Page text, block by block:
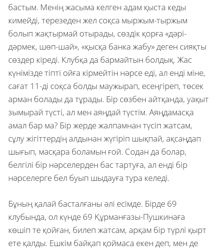
бастым. Менің жасыма келген адам қыста кеды
кимейді, терезеден жел соқса мыржым-тыржым
болып жақтырмай отырады, сөздік қорға «дәрі-
дәрмек, шөп-шай», «қысқа банка жабу» деген сияқты
сөздер кіреді. Клубқа да бармайтын болдық. Жас
күнімізде тіпті ойға кірмейтін нәрсе еді, ал енді міне,
сағат 11-ді соқса болды маужырап, есеңгіреп, төсек
арман болады да тұрады. Бір сөзбен айтқанда, уақыт
зымырай түсті, ал мен аяңдай түстім. Аяңдамасқа
амал бар ма? Бір жерде жалпамнан түсіп жатсам,
сұлу жігіттердің алдынан жүгіріп шықпай, ақсаңдап
шығып, масқара боламын ғой. Содан да болар,
белгілі бір нәрселерден бас тартуға, ал енді бір
нәрселерге бел буып шыдауға тура келеді.
Бұның қалай басталғаны әлі есімде. Бірде 69
клубында, ол күнде 69 Құрманғазы-Пушкинаға
көшіп те қойған, билеп жатсам, арқам бір түрлі қырт
ете қалды. Ешкім байқап қоймаса екен деп, мен де